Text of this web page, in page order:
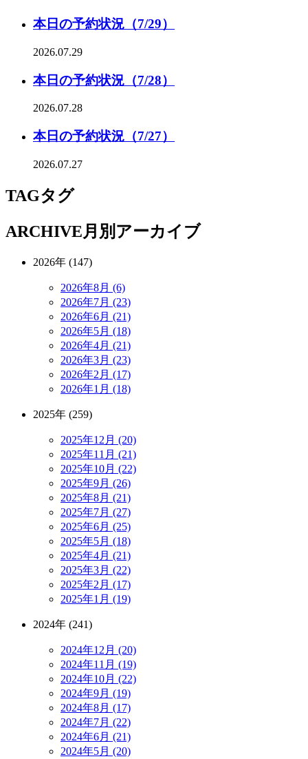
本日の予約状況（7/29）
2026.07.29
本日の予約状況（7/28）
2026.07.28
本日の予約状況（7/27）
2026.07.27
TAGタグ
ARCHIVE月別アーカイブ
2026年 (147)
2026年8月 (6)
2026年7月 (23)
2026年6月 (21)
2026年5月 (18)
2026年4月 (21)
2026年3月 (23)
2026年2月 (17)
2026年1月 (18)
2025年 (259)
2025年12月 (20)
2025年11月 (21)
2025年10月 (22)
2025年9月 (26)
2025年8月 (21)
2025年7月 (27)
2025年6月 (25)
2025年5月 (18)
2025年4月 (21)
2025年3月 (22)
2025年2月 (17)
2025年1月 (19)
2024年 (241)
2024年12月 (20)
2024年11月 (19)
2024年10月 (22)
2024年9月 (19)
2024年8月 (17)
2024年7月 (22)
2024年6月 (21)
2024年5月 (20)